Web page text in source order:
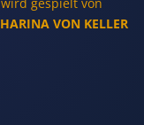
wird gespielt von
VON KELLER